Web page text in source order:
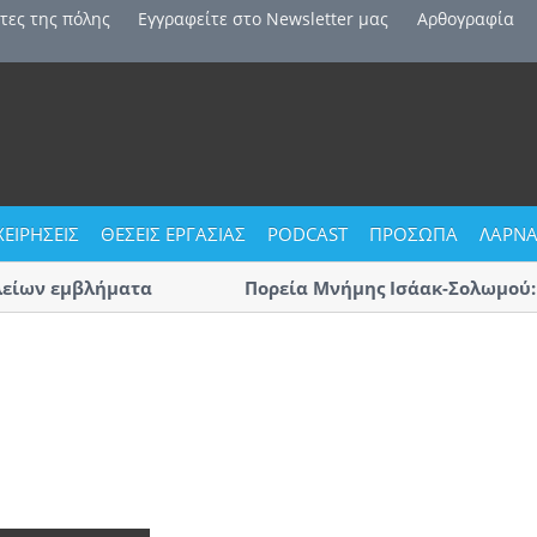
της πόλης Εγγραφείτε στο Newsletter μας Αρθογραφία
ΘΕΣΕΙΣ ΕΡΓΑΣΙΑΣ PODCAST ΠΡΟΣΩΠΑ
εμβλήματα
Πορεία Μνήμης Ισάακ-Σολωμού:
Αύριο η μεγάλη πορεία «με οδηγό